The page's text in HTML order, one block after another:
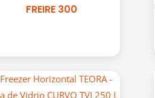
FREIRE 300